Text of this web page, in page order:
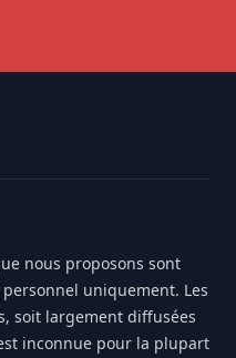
nous proposons sont
uniquement. Les
soit largement diffusées
inconnue pour la plupart